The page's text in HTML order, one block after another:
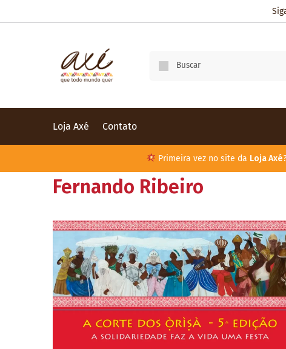
Loja Axé Contato
Primeira vez no site da Loja Axé
Fernando Ribeiro